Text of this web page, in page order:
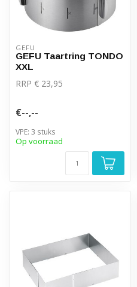
GEFU
GEFU Taartring TONDO
XXL
RRP € 23,95
€--,--
VPE: 3 stuks
Op voorraad